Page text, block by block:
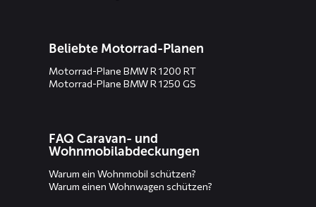
Beliebte Motorrad-Planen
Motorrad-Plane BMW R 1200 RT
Motorrad-Plane BMW R 1250 GS
FAQ Caravan- und
Wohnmobilabdeckungen
Warum ein Wohnmobil schützen?
Warum einen Wohnwagen schützen?